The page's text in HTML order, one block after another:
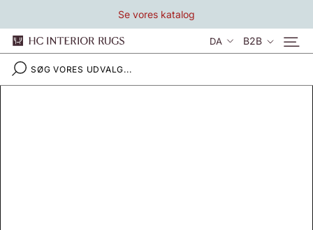
indhold
Se vores katalog
Sprog
DA B2B